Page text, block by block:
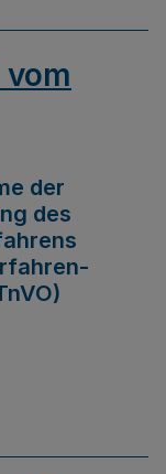
vom
der
des